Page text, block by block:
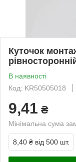
Куточок
В наявності
Код: KR50505018
9,41 ₴
Мінімальна сума
8,40 ₴ від 500 шт.